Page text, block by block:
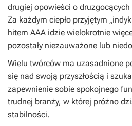
drugiej opowieści o
Za każdym ciepło przyjętym
hitem AAA idzie wielokrotnie
pozostały niezauważone lub
Wielu twórców ma uzasadnione
się nad swoją przyszłością i
zapewnienie sobie spokojnego
trudnej branży, w której próżno
stabilności.